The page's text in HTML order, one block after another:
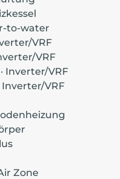
to-water
VRF
VRF
Inverter/VRF
Inverter/VRF
Zone